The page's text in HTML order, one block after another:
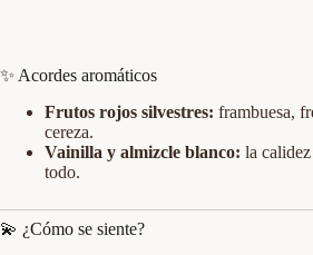
✨ Acordes aromáticos
Frutos rojos silvestres: frambuesa,
cereza.
Vainilla y almizcle blanco: la
todo.
💫 ¿Cómo se siente?